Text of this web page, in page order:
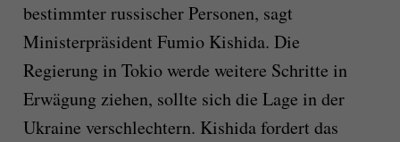
bestimmter russischer Personen, sagt
Ministerpräsident Fumio Kishida. Die
Regierung in Tokio werde weitere Schritte in
Erwägung ziehen, sollte sich die Lage in der
Ukraine verschlechtern. Kishida fordert das